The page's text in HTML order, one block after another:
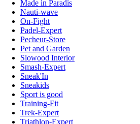
Made in Paradis
Nauti-wave
On-Fight
Padel-Expert
Pecheur-Store
Pet and Garden
Slowood Interior
Smash-Expert
Sneak'In
Sneakids
Sport is good
Training-Fit
Trek-Expert
Triathlon-Expert